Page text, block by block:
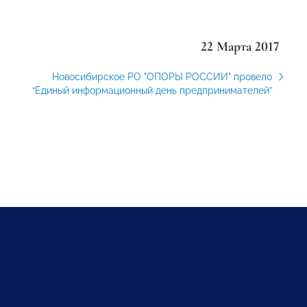
22 Марта 2017
Новосибирское РО "ОПОРЫ РОССИИ" провело
“Единый информационный день предпринимателей”